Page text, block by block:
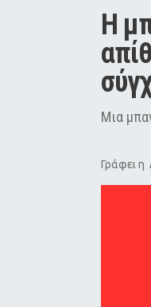
Η
Μια
Γράφει η